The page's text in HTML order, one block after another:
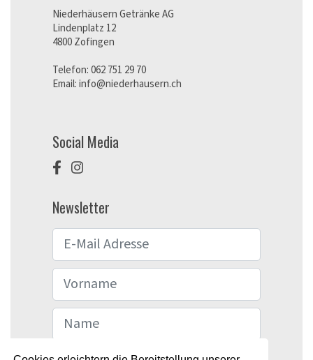
Niederhäusern Getränke AG
Lindenplatz 12
4800 Zofingen
Telefon:062 751 29 70
Email:info@niederhausern.ch
Social Media
Newsletter